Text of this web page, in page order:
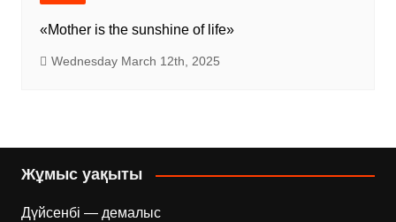
«Mother is the sunshine of life»
Wednesday March 12th, 2025
Жұмыс уақыты
Дүйсенбі — демалыс